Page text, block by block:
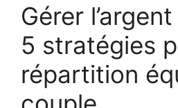
Gérer
5 stratégies
répartition